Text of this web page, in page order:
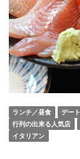
ランチ／昼食 デート
行列の出来る人気店
イタリアン